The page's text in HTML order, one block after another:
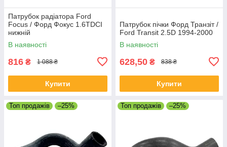
Патрубок радіатора Ford
Focus / Форд Фокус 1.6TDCI
нижній
В наявності
816 ₴ 1 088 ₴
Купити
Патрубок пічки Форд Транзіт /
Ford Transit 2.5D 1994-2000
В наявності
628,50 ₴ 838 ₴
Купити
Топ продажів –25% Топ продажів –25%